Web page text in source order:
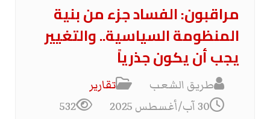
مراقبون: الفساد جزء من بنية
المنظومة السياسية.. والتغيير
يجب أن يكون جذرياً
طريق الشعب
تقارير
30 آب/أغسطس 2025
532